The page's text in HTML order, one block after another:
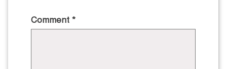
Comment *